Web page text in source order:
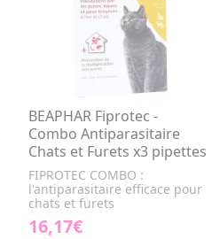
BEAPHAR Fiprotec -
Combo Antiparasitaire
Chats et Furets x3 pipettes
FIPROTEC COMBO :
l'antiparasitaire efficace pour
chats et furets
16,17€